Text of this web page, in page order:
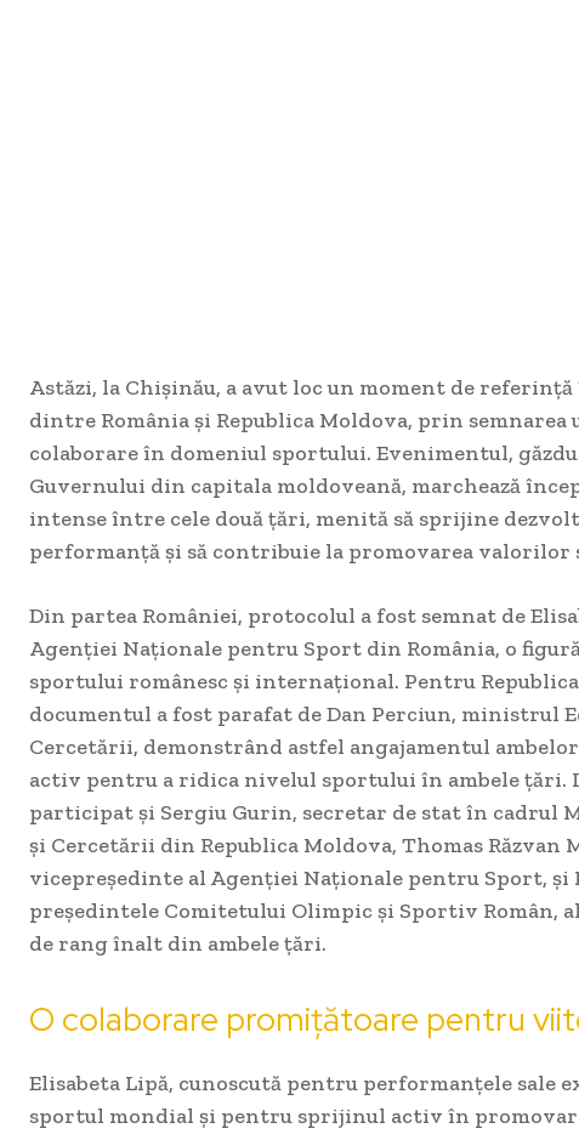
Astăzi, la Chișinău, a avut loc un moment de
dintre România și Republica Moldova, prin semnarea
colaborare în domeniul sportului. Evenimentul,
Guvernului din capitala moldoveană, marchează
intense între cele două țări, menită să sprijine
performanță și să contribuie la promovarea valorilor
Din partea României, protocolul a fost semnat de
Agenției Naționale pentru Sport din România, o
sportului românesc și internațional. Pentru
documentul a fost parafat de Dan Perciun, ministrul
Cercetării, demonstrând astfel angajamentul ambelor
activ pentru a ridica nivelul sportului în ambele țări.
participat și Sergiu Gurin, secretar de stat în cadrul
și Cercetării din Republica Moldova, Thomas Răzvan
vicepreședinte al Agenției Naționale pentru Sport, și
președintele Comitetului Olimpic și Sportiv Român,
de rang înalt din ambele țări.
O colaborare promițătoare pentru
Elisabeta Lipă, cunoscută pentru performanțele sale
sportul mondial și pentru sprijinul activ în